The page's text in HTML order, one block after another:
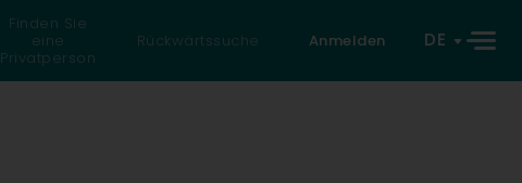
Finden Sie
eine
Privatperson
Rückwärtssuche Anmelden DE